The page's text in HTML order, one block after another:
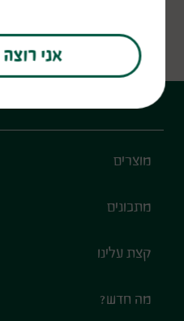
עמוד הבית מוצרים
מוצרים
מתכונים
קצת עלינו
מה חדש?
אני